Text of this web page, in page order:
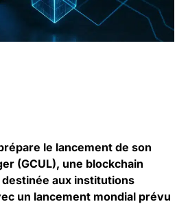
le lancement de son
(GCUL), une blockchain
destinée aux institutions
un lancement mondial prévu